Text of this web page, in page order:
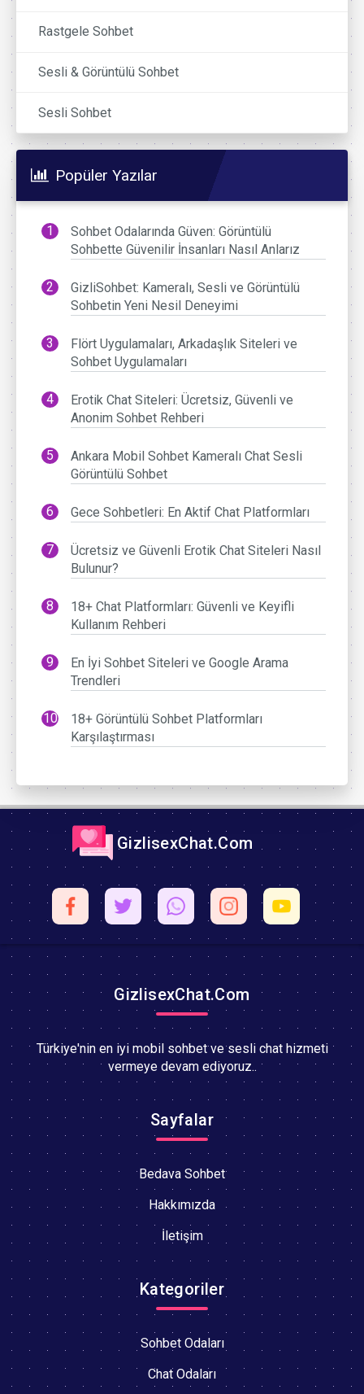
Rastgele Sohbet
Sesli & Görüntülü Sohbet
Sesli Sohbet
Popüler Yazılar
Sohbet Odalarında Güven: Görüntülü
Sohbette Güvenilir İnsanları Nasıl Anlarız
GizliSohbet: Kameralı, Sesli ve Görüntülü
Sohbetin Yeni Nesil Deneyimi
Flört Uygulamaları, Arkadaşlık Siteleri ve
Sohbet Uygulamaları
Erotik Chat Siteleri: Ücretsiz, Güvenli ve
Anonim Sohbet Rehberi
Ankara Mobil Sohbet Kameralı Chat Sesli
Görüntülü Sohbet
Gece Sohbetleri: En Aktif Chat Platformları
Ücretsiz ve Güvenli Erotik Chat Siteleri Nasıl
Bulunur?
18+ Chat Platformları: Güvenli ve Keyifli
Kullanım Rehberi
En İyi Sohbet Siteleri ve Google Arama
Trendleri
18+ Görüntülü Sohbet Platformları
Karşılaştırması
GizlisexChat.Com
GizlisexChat.Com
Türkiye'nin en iyi mobil sohbet ve sesli chat hizmeti
vermeye devam ediyoruz..
Sayfalar
Bedava Sohbet
Hakkımızda
İletişim
Kategoriler
Sohbet Odaları
Chat Odaları